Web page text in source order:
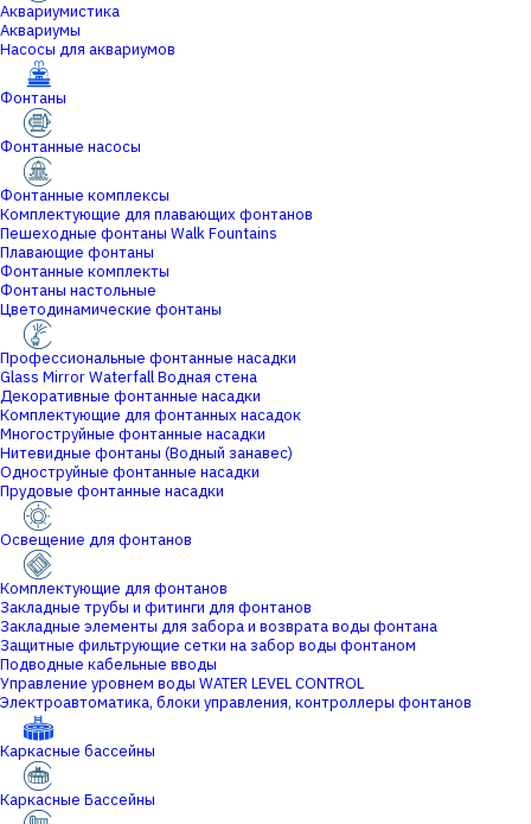
Аквариумистика
Аквариумы
Насосы для аквариумов
Фонтаны
Фонтанные насосы
Фонтанные комплексы
Комплектующие для плавающих фонтанов
Пешеходные фонтаны Walk Fountains
Плавающие фонтаны
Фонтанные комплекты
Фонтаны настольные
Цветодинамические фонтаны
Профессиональные фонтанные насадки
Glass Mirror Waterfall Водная стена
Декоративные фонтанные насадки
Комплектующие для фонтанных насадок
Многоструйные фонтанные насадки
Нитевидные фонтаны (Водный занавес)
Одноструйные фонтанные насадки
Прудовые фонтанные насадки
Освещение для фонтанов
Комплектующие для фонтанов
Закладные трубы и фитинги для фонтанов
Закладные элементы для забора и возврата воды фонтана
Защитные фильтрующие сетки на забор воды фонтаном
Подводные кабельные вводы
Управление уровнем воды WATER LEVEL CONTROL
Электроавтоматика, блоки управления, контроллеры фонтанов
Каркасные бассейны
Каркасные Бассейны